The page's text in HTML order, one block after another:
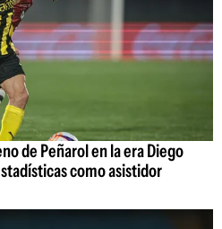
de Peñarol en la era Diego
como asistidor